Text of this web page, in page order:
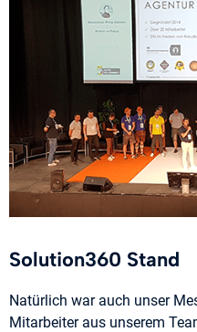
Solution360 Stand
Natürlich war auch unser
Mitarbeiter aus unserem